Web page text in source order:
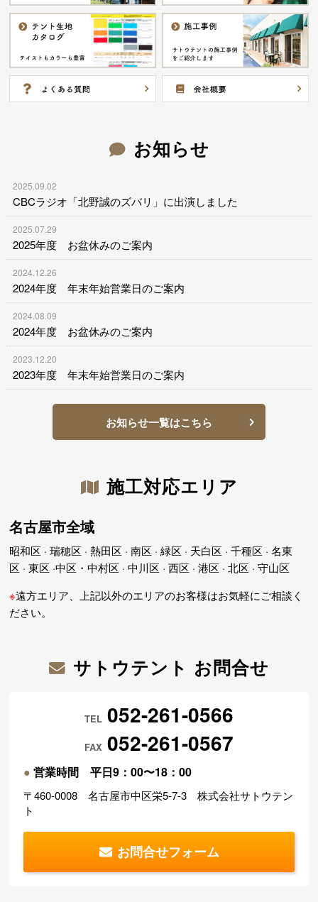
お知らせ
2025.09.02
CBCラジオ「北野誠のズバリ」に出演しました
2025.07.29
2025年度 お盆休みのご案内
2024.12.26
2024年度 年末年始営業日のご案内
2024.08.09
2024年度 お盆休みのご案内
2023.12.20
2023年度 年末年始営業日のご案内
お知らせ一覧はこちら
施工対応エリア
名古屋市全域
昭和区 · 瑞穂区 · 熱田区 · 南区 · 緑区 · 天白区 · 千種区 · 名東
区 · 東区 ·中区・中村区 · 中川区 · 西区 · 港区 · 北区 · 守山区
※遠方エリア、上記以外のエリアのお客様はお気軽にご相談く
ださい。
サトウテント お問合せ
TEL 052-261-0566
FAX 052-261-0567
● 営業時間 平日9：00〜18：00
〒460-0008 名古屋市中区栄5-7-3 株式会社サトウテン
ト
お問合せフォーム